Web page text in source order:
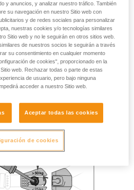
y anuncios, y analizar nuestro tráfico. También
su navegación en nuestro Sitio web con
y de redes sociales para personalizar
nuestras cookies y/o tecnologías similares
Sitio web y no le seguirán en otros sitios web.
de nuestros socios le seguirán a través
su consentimiento en cualquier momento
de cookies", proporcionado en la
web. Rechazar todas o parte de estas
de usuario, pero bajo ninguna
acceder a nuestro Sitio web.
Aceptar todas las cookies
de cookies